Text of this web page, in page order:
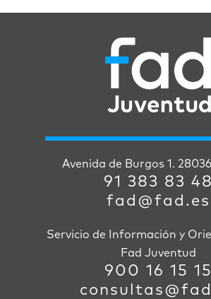
Avenida de Burgos 1.
91 383 83 48
fad@fad.es
Servicio de Información y
Fad Juventud
900 16 15 15